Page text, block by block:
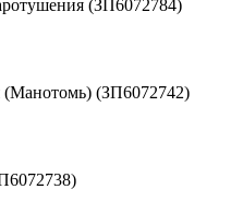
(ЗП6072784)
(ЗП6072742)